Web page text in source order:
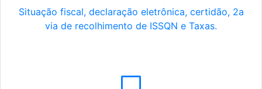
Situação fiscal, declaração eletrônica, certidão, 2a
via de recolhimento de ISSQN e Taxas.